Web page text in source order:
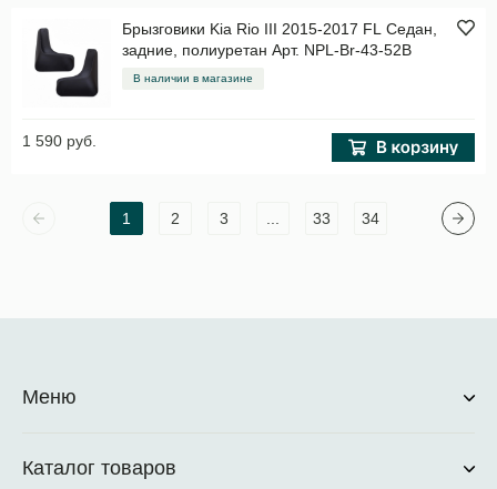
Брызговики Kia Rio III 2015-2017 FL Седан,
задние, полиуретан Арт. NPL-Br-43-52B
В наличии в магазине
1 590 руб.
1 2 3 33 34
Меню
Каталог товаров